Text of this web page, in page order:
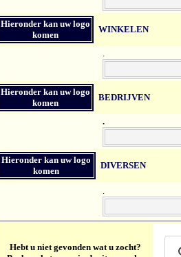
Hieronder kan uw logo
komen
WINKELEN
.
Hieronder kan uw logo
komen
BEDRIJVEN
.
Hieronder kan uw logo
komen
DIVERSEN
.
Hebt u niet gevonden wat u zocht?